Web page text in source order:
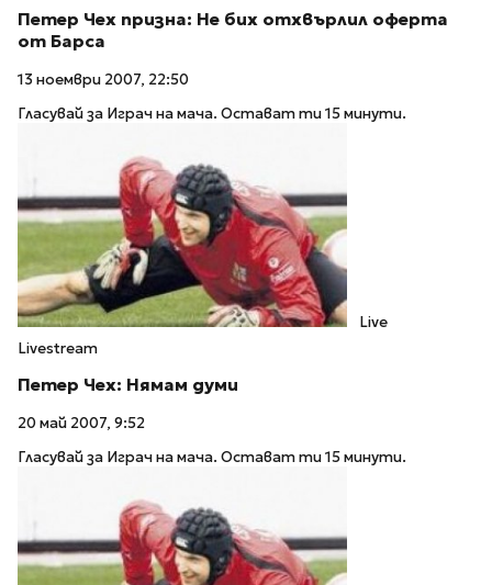
Петер Чех призна: Не бих отхвърлил оферта
от Барса
13 ноември 2007, 22:50
Гласувай за Играч на мача. Остават ти 15 минути.
Live
Livestream
Петер Чех: Нямам думи
20 май 2007, 9:52
Гласувай за Играч на мача. Остават ти 15 минути.